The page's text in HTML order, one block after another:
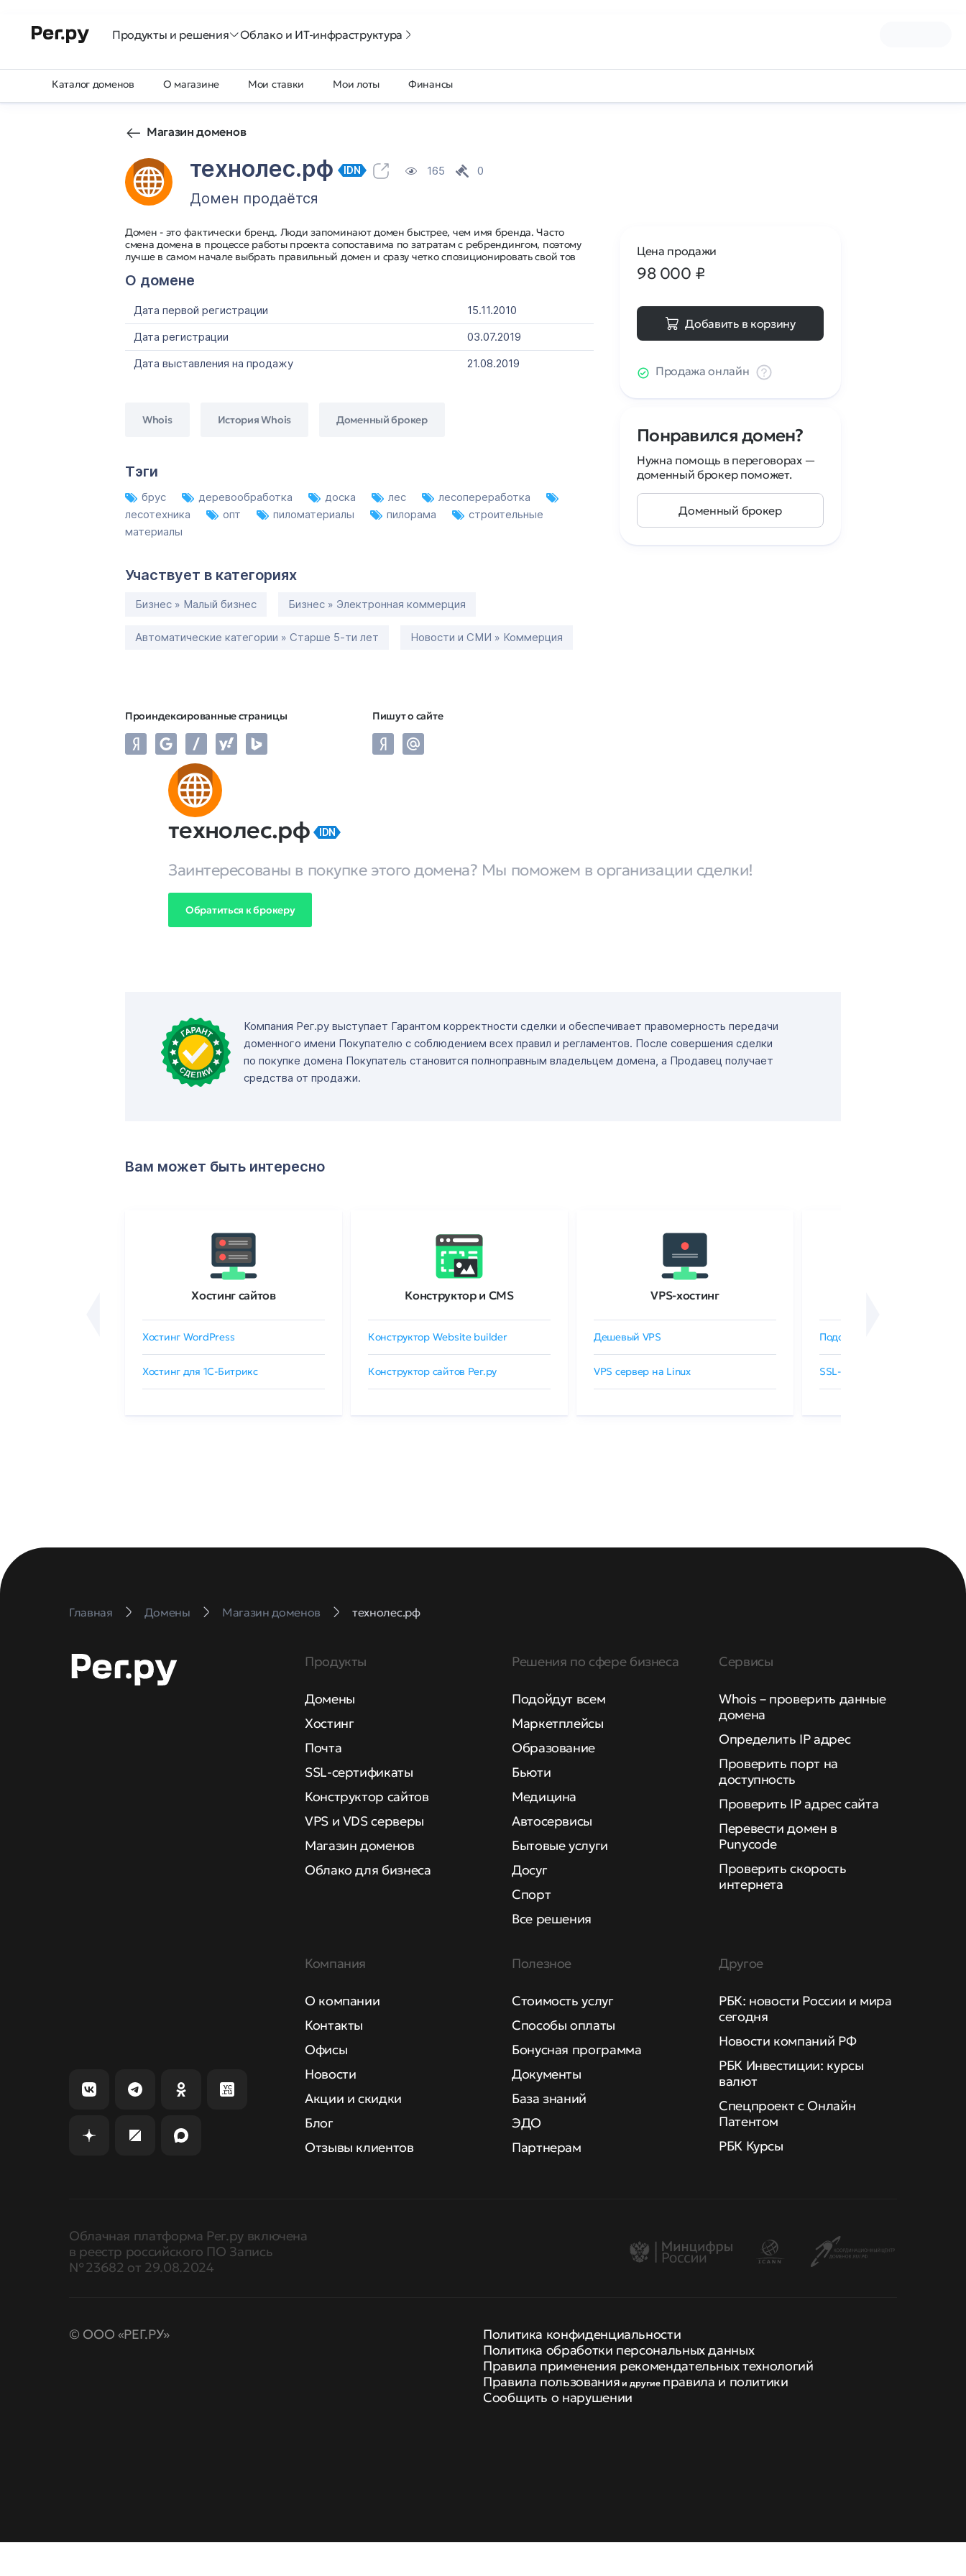
Продукты и решения Облако и ИТ-инфраструктура
Каталог доменов О магазине Мои ставки Мои лоты Финансы
Магазин доменов
технолес.рф IDN 165 0
Домен продаётся
Домен - это фактически бренд. Люди запоминают домен быстрее, чем имя бренда. Часто
смена домена в процессе работы проекта сопоставима по затратам с ребрендингом, поэтому
лучше в самом начале выбрать правильный домен и сразу четко спозиционировать свой тов
О домене
Дата первой регистрации
15.11.2010
Дата регистрации
03.07.2019
Дата выставления на продажу
21.08.2019
Whois История Whois Доменный брокер
Тэги
брус деревообработка доска лес
лесопереработка
лесотехника
опт пиломатериалы пилорама
строительные
материалы
Участвует в категориях
Бизнес » Малый бизнес Бизнес » Электронная коммерция
Автоматические категории » Старше 5-ти лет Новости и СМИ » Коммерция
Проиндексированные страницы Пишут о сайте
Цена продажи
98 000 ₽
Добавить в корзину
Продажа онлайн
Понравился домен?
Нужна помощь в переговорах —
доменный брокер поможет.
Доменный брокер
технолес.рф IDN
Заинтересованы в покупке этого домена? Мы поможем в организации сделки!
Обратиться к брокеру
Компания Рег.ру выступает Гарантом корректности сделки и обеспечивает правомерность передачи
доменного имени Покупателю с соблюдением всех правил и регламентов. После совершения сделки
по покупке домена Покупатель становится полноправным владельцем домена, а Продавец получает
средства от продажи.
Вам может быть интересно
Хостинг сайтов
Хостинг WordPress
Хостинг для 1C-Битрикс
Конструктор и CMS
Конструктор Website builder
Конструктор сайтов Рег.ру
VPS-хостинг
Дешевый VPS
VPS сервер на Linux
Подобрать SSL-сертификат
SSL-сертификаты GlobalSign
Главная Домены Магазин доменов технолес.рф
Продукты
Домены
Хостинг
Почта
SSL-сертификаты
Конструктор сайтов
VPS и VDS серверы
Магазин доменов
Облако для бизнеса
Решения по сфере бизнеса
Подойдут всем
Маркетплейсы
Образование
Бьюти
Медицина
Автосервисы
Бытовые услуги
Досуг
Спорт
Все решения
Сервисы
Whois – проверить данные
домена
Определить IP адрес
Проверить порт на
доступность
Проверить IP адрес сайта
Перевести домен в
Punycode
Проверить скорость
интернета
Компания
О компании
Контакты
Офисы
Новости
Акции и скидки
Блог
Отзывы клиентов
Полезное
Стоимость услуг
Способы оплаты
Бонусная программа
Документы
База знаний
ЭДО
Партнерам
Другое
РБК: новости России и мира
сегодня
Новости компаний РФ
РБК Инвестиции: курсы
валют
Спецпроект с Онлайн
Патентом
РБК Курсы
Облачная платформа Рег.ру включена
в реестр российского ПО Запись
№ 23682 от 29.08.2024
© ООО «РЕГ.РУ»
Политика конфиденциальности
Политика обработки персональных данных
Правила применения рекомендательных технологий
Правила пользования и другие правила и политики
Сообщить о нарушении